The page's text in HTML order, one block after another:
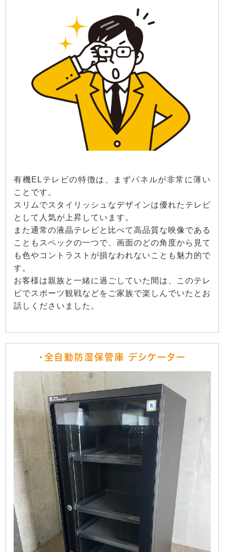
有機ELテレビの特徴は、まずパネルが非常に薄い
ことです。
スリムでスタイリッシュなデザインは優れたテレビ
として人気が上昇しています。
また通常の液晶テレビと比べて高品質な映像である
こともスペックの一つで、画面のどの角度から見て
も色やコントラストが損なわれないことも魅力的で
す。
お客様は親族と一緒に過ごしていた間は、このテレ
ビでスポーツ観戦などをご家族で楽しんでいたとお
話しくださいました。
・全自動防湿保管庫 デシケーター